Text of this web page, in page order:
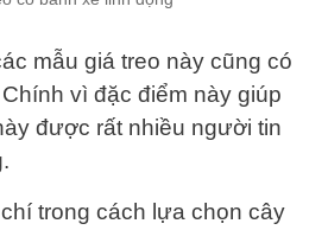
mẫu giá treo này cũng có
vì đặc điểm này giúp
được rất nhiều người tin
trong cách lựa chọn cây